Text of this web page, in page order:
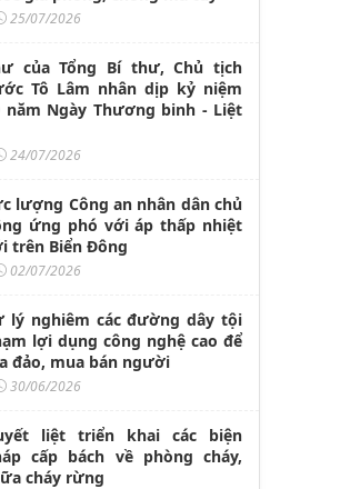
25/07/2026
của Tổng Bí thư, Chủ tịch
Tô Lâm nhân dịp kỷ niệm
năm Ngày Thương binh - Liệt
24/07/2026
lượng Công an nhân dân chủ
ứng phó với áp thấp nhiệt
trên Biển Đông
02/07/2026
lý nghiêm các đường dây tội
lợi dụng công nghệ cao để
đảo, mua bán người
30/06/2026
liệt triển khai các biện
cấp bách về phòng cháy,
cháy rừng